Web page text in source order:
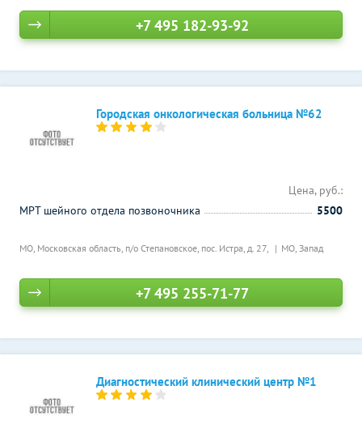
+7 495 182-93-92
Городская онкологическая больница №62
МО, Московская область, п/о Степановское, пос. Истра, д. 27, МО, Запад
Цена, руб.:
МРТ шейного отдела позвоночника
5500
+7 495 255-71-77
Диагностический клинический центр №1